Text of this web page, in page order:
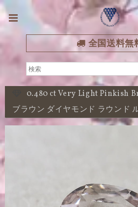
全国送料無
0.480 ct Very Light Pinkish
ブラウン ダイヤモンド ラウンド